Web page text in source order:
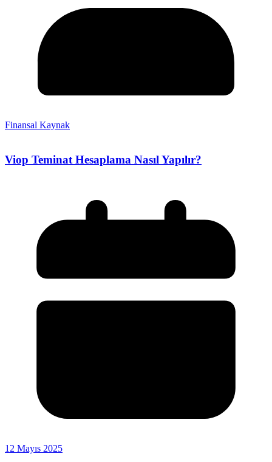
Finansal Kaynak
Viop Teminat Hesaplama Nasıl Yapılır?
12 Mayıs 2025